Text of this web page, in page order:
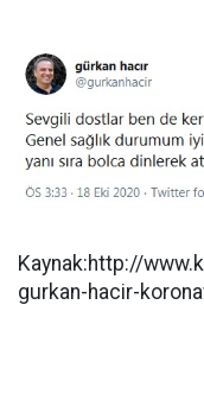
Kaynak:http://
gurkan-hacir-